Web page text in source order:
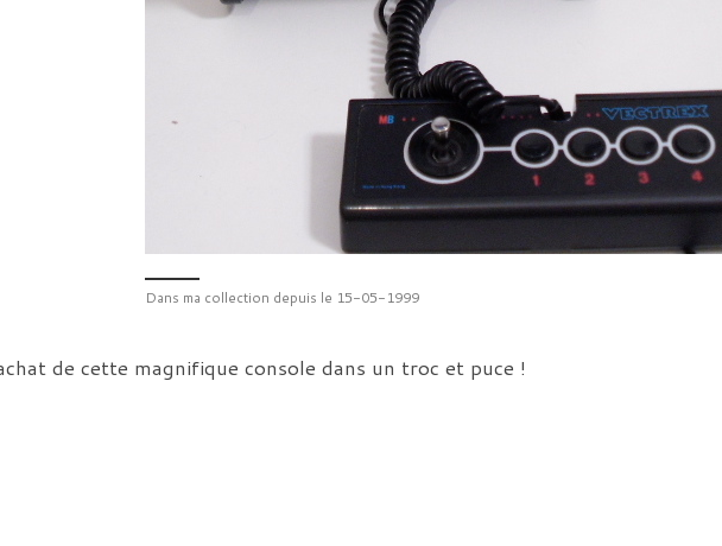
Dans ma collection depuis le 15-05-1999
de cette magnifique console dans un troc et puce !